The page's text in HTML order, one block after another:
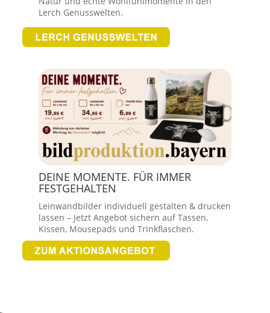
Lerch Genusswelten.
DEINE MOMENTE. FÜR IMMER
FESTGEHALTEN
Leinwandbilder individuell gestalten & drucken
lassen – Jetzt Angebot sichern auf Tassen,
Kissen, Mousepads und Trinkflaschen.